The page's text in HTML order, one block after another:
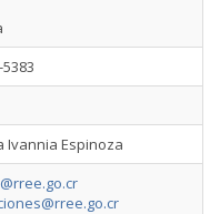
Ivannia Espinoza